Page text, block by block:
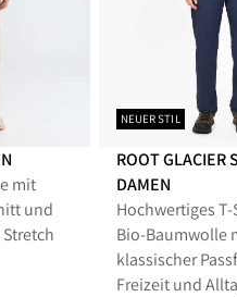
mit
und
NEUER STIL
ROOT GLACIER
DAMEN
Hochwertiges
Bio-Baumwolle
klassischer
Freizeit und